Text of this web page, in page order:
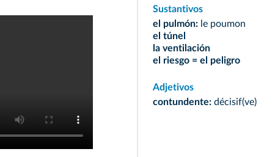
Sustantivos
el pulmón: le poumon
el túnel
la ventilación
el riesgo = el peligro
Adjetivos
contundente: décisif(ve)